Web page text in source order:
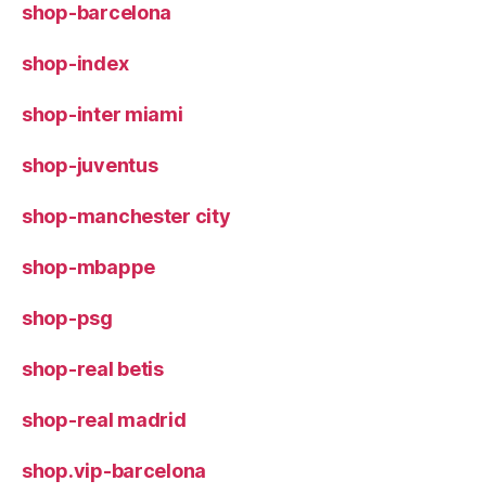
shop-barcelona
shop-index
shop-inter miami
shop-juventus
shop-manchester city
shop-mbappe
shop-psg
shop-real betis
shop-real madrid
shop.vip-barcelona